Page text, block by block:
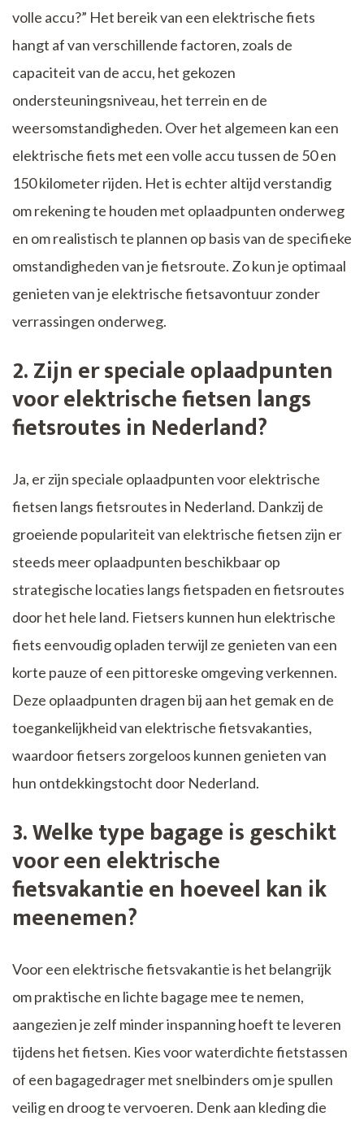
volle accu?” Het bereik van een elektrische fiets
hangt af van verschillende factoren, zoals de
capaciteit van de accu, het gekozen
ondersteuningsniveau, het terrein en de
weersomstandigheden. Over het algemeen kan een
elektrische fiets met een volle accu tussen de 50 en
150 kilometer rijden. Het is echter altijd verstandig
om rekening te houden met oplaadpunten onderweg
en om realistisch te plannen op basis van de specifieke
omstandigheden van je fietsroute. Zo kun je optimaal
genieten van je elektrische fietsavontuur zonder
verrassingen onderweg.
2. Zijn er speciale oplaadpunten
voor elektrische fietsen langs
fietsroutes in Nederland?
Ja, er zijn speciale oplaadpunten voor elektrische
fietsen langs fietsroutes in Nederland. Dankzij de
groeiende populariteit van elektrische fietsen zijn er
steeds meer oplaadpunten beschikbaar op
strategische locaties langs fietspaden en fietsroutes
door het hele land. Fietsers kunnen hun elektrische
fiets eenvoudig opladen terwijl ze genieten van een
korte pauze of een pittoreske omgeving verkennen.
Deze oplaadpunten dragen bij aan het gemak en de
toegankelijkheid van elektrische fietsvakanties,
waardoor fietsers zorgeloos kunnen genieten van
hun ontdekkingstocht door Nederland.
3. Welke type bagage is geschikt
voor een elektrische
fietsvakantie en hoeveel kan ik
meenemen?
Voor een elektrische fietsvakantie is het belangrijk
om praktische en lichte bagage mee te nemen,
aangezien je zelf minder inspanning hoeft te leveren
tijdens het fietsen. Kies voor waterdichte fietstassen
of een bagagedrager met snelbinders om je spullen
veilig en droog te vervoeren. Denk aan kleding die